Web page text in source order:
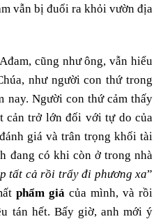
vẫn bị đuổi ra khỏi vườn địa
cũng như ông, vẫn hiểu
như người con thứ trong
nay. Người con thứ cảm thấy
cản trở lớn đối với tự do của
giá và trân trọng khối tài
đang có khi còn ở trong nhà
tất cả rồi trẩy đi phương xa”
phẩm giá của mình, và rồi
tán hết. Bấy giờ, anh mới ý